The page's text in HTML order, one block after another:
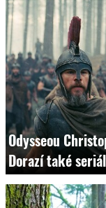
TÉMATA
RECENZE
EPIZODY
KULT
TRAILERY
GALERIE
DISKUZE
STATISTIKY
TIRÁŽ
Odysseou
Dorazí také seriál